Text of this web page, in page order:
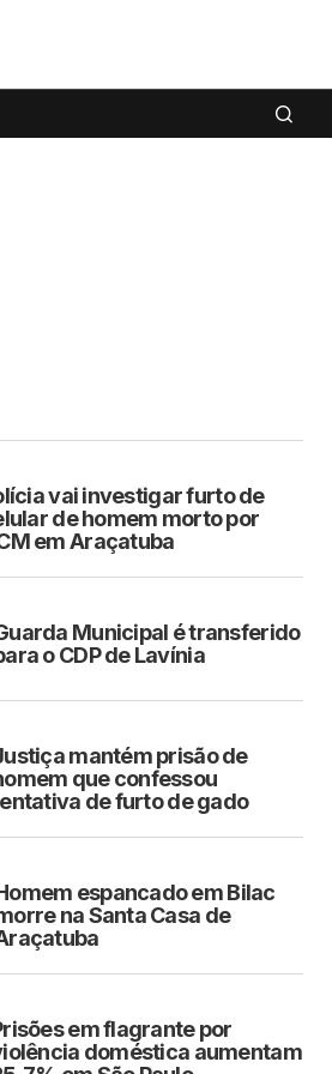
vai investigar furto de
de homem morto por
em Araçatuba
Municipal é transferido
o CDP de Lavínia
mantém prisão de
que confessou
de furto de gado
espancado em Bilac
na Santa Casa de
em flagrante por
doméstica aumentam